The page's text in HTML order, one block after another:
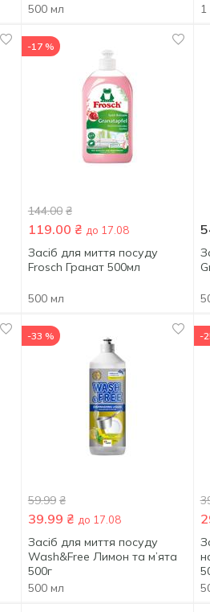
500 мл
1
-17 %
144.00 ₴
119.00 ₴ до 17.08
Засіб для миття посуду
Frosch Гранат 500мл
500 мл
-33 %
59.99 ₴
39.99 ₴ до 17.08
Засіб для миття посуду
Wash&Free Лимон та м’ята
500г
500 мл
-